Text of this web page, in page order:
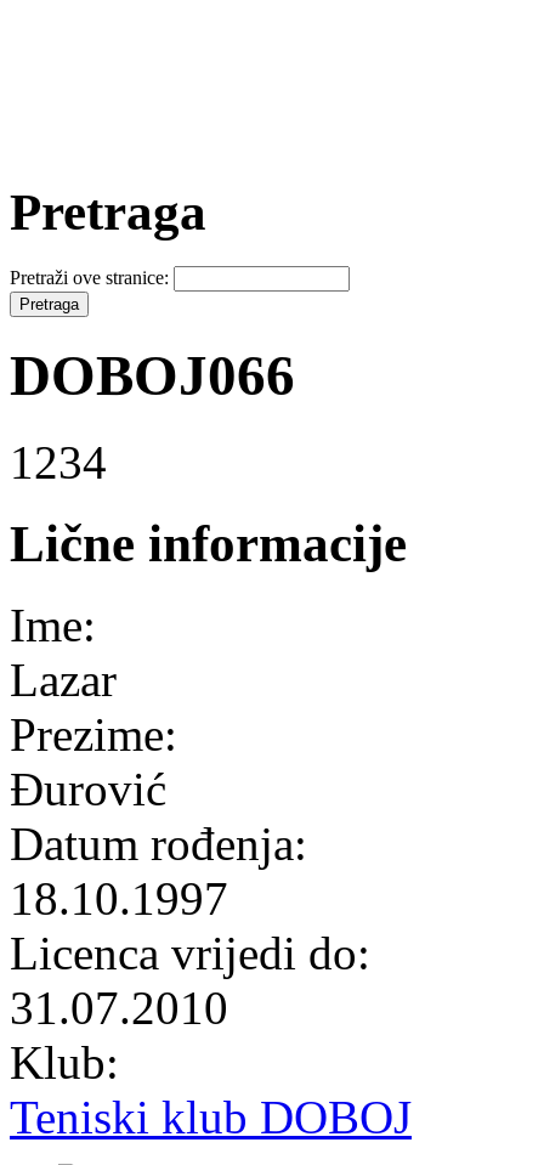
Pretraga
Pretraži ove stranice:
DOBOJ066
1234
Lične informacije
Ime:
Lazar
Prezime:
Đurović
Datum rođenja:
18.10.1997
Licenca vrijedi do:
31.07.2010
Klub:
Teniski klub DOBOJ